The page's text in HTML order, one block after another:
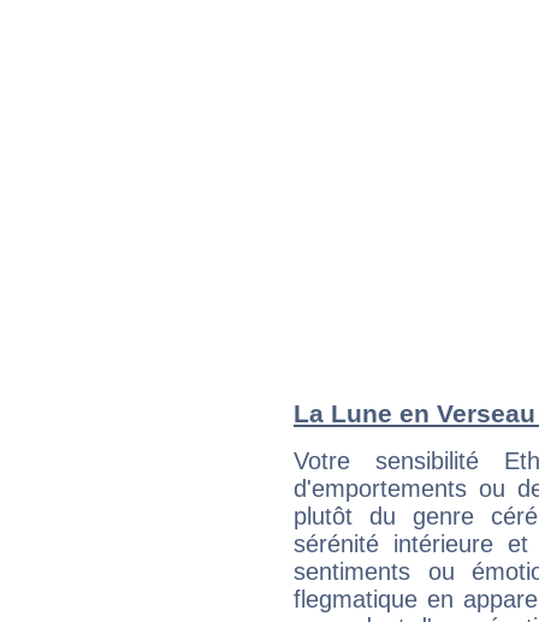
La Lune en
Votre sensibilité
d'emportements ou
plutôt du genre
sérénité intérieure
sentiments ou
flegmatique en